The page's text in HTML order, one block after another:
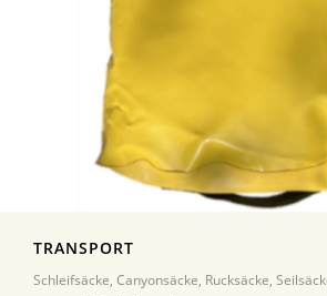
TRANSPORT
Schleifsäcke, Canyonsäcke, Rucksäcke,